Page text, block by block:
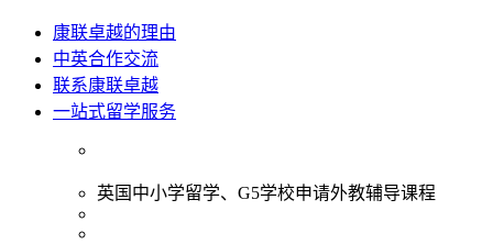
康联卓越的理由
中英合作交流
联系康联卓越
一站式留学服务
英国中小学留学、G5学校申请外教辅导课程